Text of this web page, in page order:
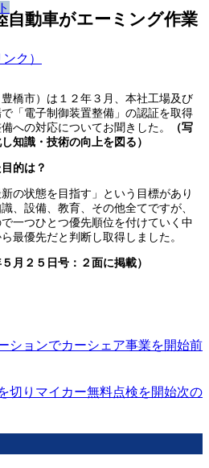
ク）
自動車がエーミング作業
橋市）は１２年３月、本社工場及び
「電子制御装置整備」の認証を取得
への対応についてお聞きした。
（写
知識・技術の向上を図る）
的は？
の状態を目指す」という目標があり
、設備、教育、その他全てですが、
一つひとつ優先順位を付けていく中
最優先だと判断し取得しました。
月２５日号：２面に掲載）
ションでカーシェア事業を開始前
切りマイカー無料点検を開始次の